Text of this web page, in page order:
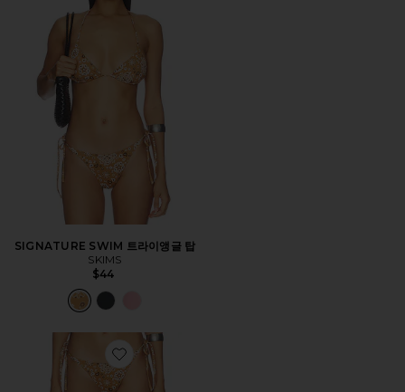
SIGNATURE SWIM 트라이앵글 탑
SKIMS
$44
Favorite SIGNATURE SWIM 딥드 타이 보텀